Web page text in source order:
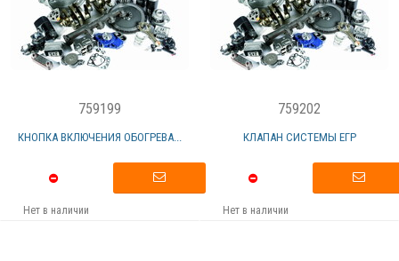
759199
КНОПКА ВКЛЮЧЕНИЯ ОБОГРЕВА...
Нет в наличии
759202
КЛАПАН СИСТЕМЫ ЕГР
Нет в наличии